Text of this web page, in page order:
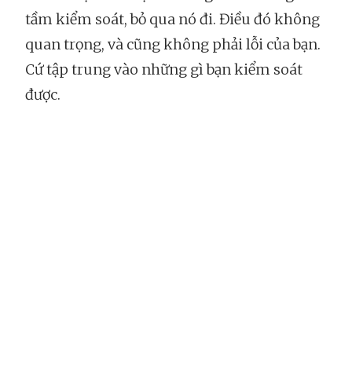
tầm kiểm soát, bỏ qua nó đi. Điều đó không
quan trọng, và cũng không phải lỗi của bạn.
Cứ tập trung vào những gì bạn kiểm soát
được.